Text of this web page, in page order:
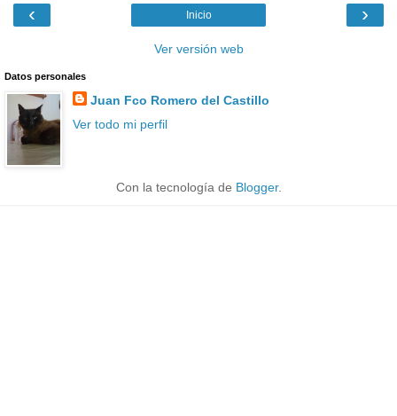
‹ ›
Inicio
Ver versión web
Datos personales
Juan Fco Romero del Castillo
Ver todo mi perfil
Con la tecnología de Blogger.